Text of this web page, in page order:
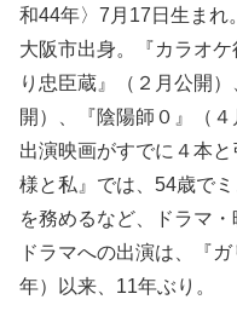
和44年〉7月17日生まれ
大阪市出身。『カラオ
り忠臣蔵』（２月公開
開）、『陰陽師０』（
出演映画がすでに４本
様と私』では、54歳で
を務めるなど、ドラマ
ドラマへの出演は、『
年）以来、11年ぶり。